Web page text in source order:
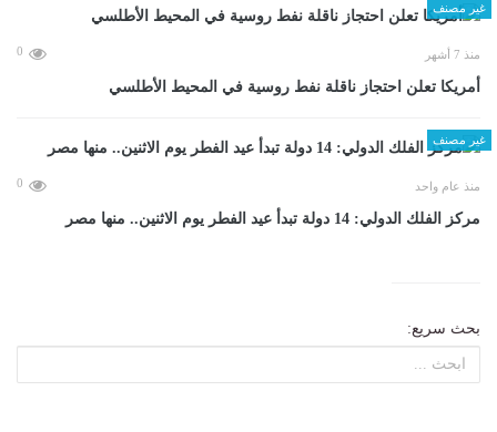
غير مصنف
منذ 7 أشهر 0
أمريكا تعلن احتجاز ناقلة نفط روسية في المحيط الأطلسي
غير مصنف
منذ عام واحد 0
مركز الفلك الدولي: 14 دولة تبدأ عيد الفطر يوم الاثنين.. منها مصر
بحث سريع: